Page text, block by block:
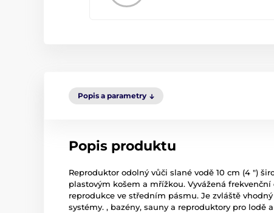
Popis a parametry
Popis produktu
Reproduktor odolný vůči slané vodě 10 cm (4 ")
plastovým košem a mřížkou. Vyvážená
reprodukce ve středním pásmu. Je zvláště
systémy. , bazény, sauny a reproduktory pro lodě